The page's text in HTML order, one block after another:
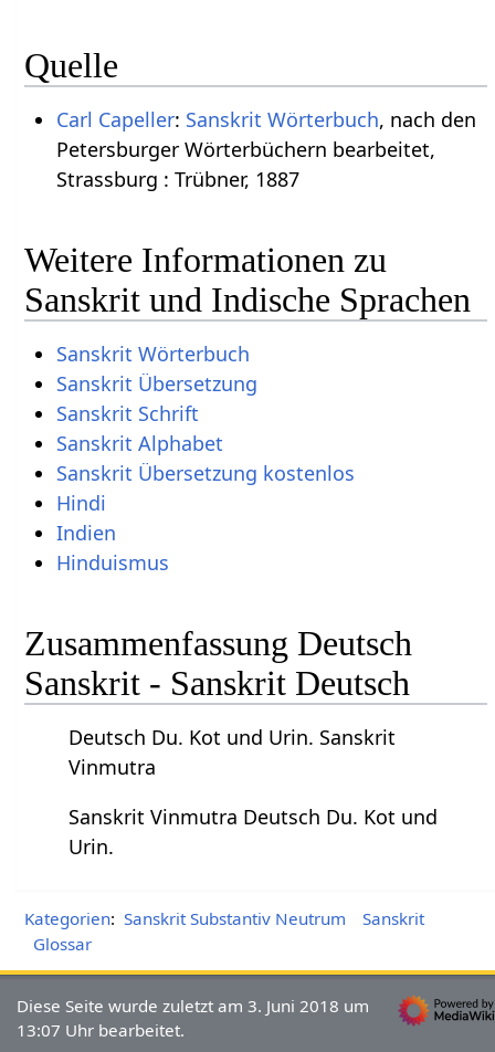
Quelle
Carl Capeller: Sanskrit Wörterbuch, nach den
Petersburger Wörterbüchern bearbeitet,
Strassburg : Trübner, 1887
Weitere Informationen zu
Sanskrit und Indische Sprachen
Sanskrit Wörterbuch
Sanskrit Übersetzung
Sanskrit Schrift
Sanskrit Alphabet
Sanskrit Übersetzung kostenlos
Hindi
Indien
Hinduismus
Zusammenfassung Deutsch
Sanskrit - Sanskrit Deutsch
Deutsch Du. Kot und Urin. Sanskrit
Vinmutra
Sanskrit Vinmutra Deutsch Du. Kot und
Urin.
Kategorien: Sanskrit Substantiv Neutrum
Sanskrit
Glossar
Diese Seite wurde zuletzt am 3. Juni 2018 um
13:07 Uhr bearbeitet.